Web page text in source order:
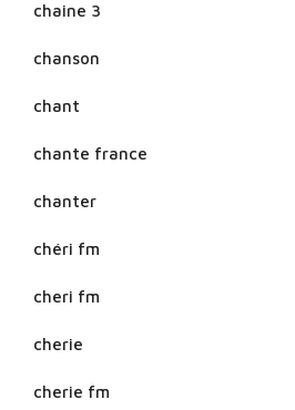
chaine 3
chanson
chant
chante france
chanter
chéri fm
cheri fm
cherie
cherie fm